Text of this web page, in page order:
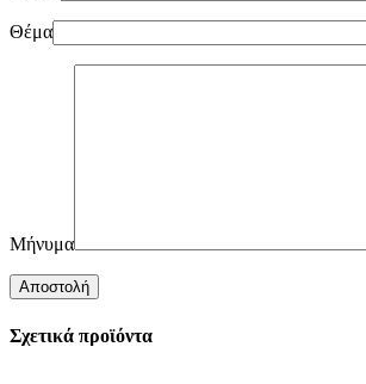
Θέμα
Μήνυμα
Σχετικά προϊόντα